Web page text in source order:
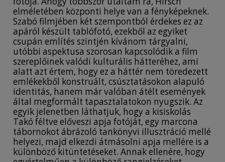
elméletében központi helye van a fényképeknek.
Szabó filmjében két szempontból érdekes ez az
apáról készült tablófotó, ezekből az egyiket
csupán említés szintjén kívánom tárgyalni,
utóbbi aspektusa szorosan kapcsolódik a film
szereplőinek valódi kulturális hátteréhez, ami
alatt azt értem, hogy ez a háttér nem töredezett
emlékekből konstruált, csúsztatásokon alapuló
identitás, hanem már valóban átélt események
által megformált tapasztalatokon nyugszik. Az
egyik jelenetben láthatjuk, hogy a kisiskolás
Takó féltve előveszi apja fotóját, egy marcona
tábornokot ábrázoló tankönyvi illusztráció mellé
helyezi, majd elkezdi átmásolni apja mellére is a
különböző kitüntetéseket. Annak ellenére, hogy